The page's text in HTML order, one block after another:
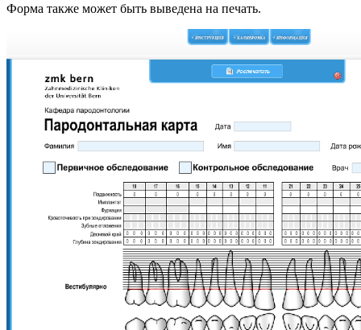
Форма также может быть выведена на печать.